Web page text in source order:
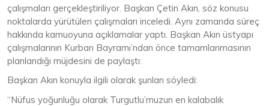
çalışmaları gerçekleştiriliyor. Başkan Çetin Akın, söz konusu
noktalarda yürütülen çalışmaları inceledi. Aynı zamanda süreç
hakkında kamuoyuna açıklamalar yaptı. Başkan Akın üstyapı
çalışmalarının Kurban Bayramı’ndan önce tamamlanmasının
planlandığı müjdesini de paylaştı:
Başkan Akın konuyla ilgili olarak şunları söyledi:
“Nüfus yoğunluğu olarak Turgutlu’muzun en kalabalık